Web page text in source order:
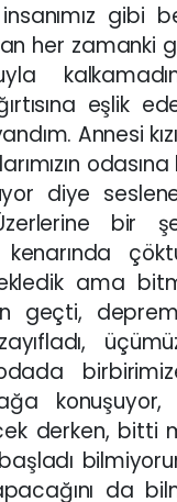
gibi
her zamanki
eşlik
Annesi
odasına
diye
bir
kenarında
ama
geçti,
derken, bitti
da